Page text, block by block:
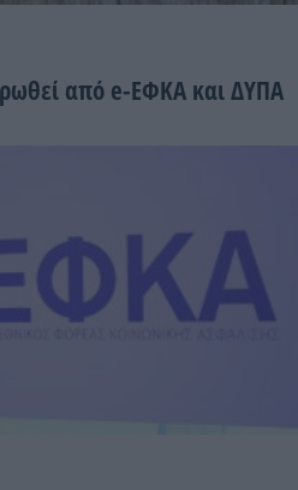
από e-ΕΦΚΑ και ΔΥΠΑ